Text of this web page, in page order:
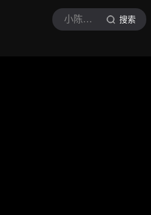
小陈追剧吖 搜索